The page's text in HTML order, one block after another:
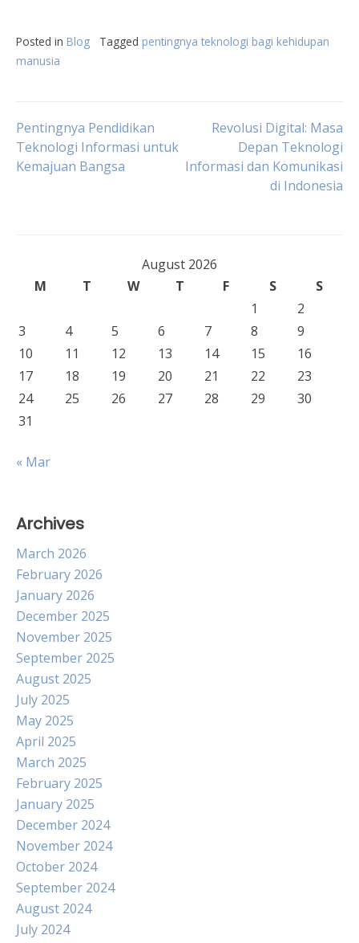
Posted in Blog Tagged pentingnya teknologi bagi kehidupan
manusia
Post
navigation
Pentingnya Pendidikan
Teknologi Informasi untuk
Kemajuan Bangsa
Revolusi Digital: Masa
Depan Teknologi
Informasi dan Komunikasi
di Indonesia
August 2026
M
T W T F S
S
1
2
3
4 5 6 7 8
9
10
11 12 13 14 15
16
17
18 19 20 21 22
23
24
25 26 27 28 29
30
31
« Mar
Archives
March 2026
February 2026
January 2026
December 2025
November 2025
September 2025
August 2025
July 2025
May 2025
April 2025
March 2025
February 2025
January 2025
December 2024
November 2024
October 2024
September 2024
August 2024
July 2024